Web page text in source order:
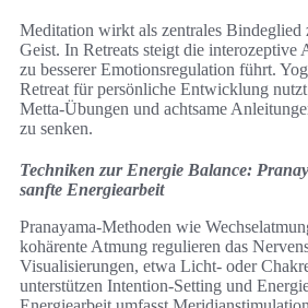
Meditation wirkt als zentrales Bindeglied
Geist. In Retreats steigt die interozeptive
zu besserer Emotionsregulation führt.
Retreat für persönliche Entwicklung
Metta-Übungen und achtsame
zu senken.
Techniken zur Energie Balance:
sanfte Energiearbeit
Pranayama-Methoden wie
kohärente Atmung regulieren das
Visualisierungen, etwa Licht- oder
unterstützen Intention-Setting und